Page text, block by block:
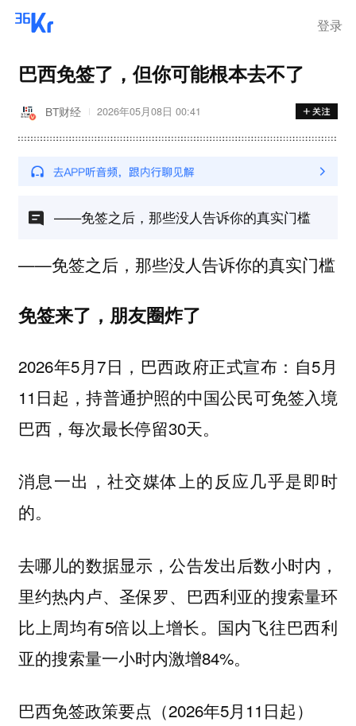
登录
巴西免签了，但你可能根本去不了
BT财经 2026年05月08日 00:41
——免签之后，那些没人告诉你的真实门槛
——免签之后，那些没人告诉你的真实门槛
免签来了，朋友圈炸了
2026年5月7日，巴西政府正式宣布：自5月
11日起，持普通护照的中国公民可免签入境
巴西，每次最长停留30天。
消息一出，社交媒体上的反应几乎是即时
的。
去哪儿的数据显示，公告发出后数小时内，
里约热内卢、圣保罗、巴西利亚的搜索量环
比上周均有5倍以上增长。国内飞往巴西利
亚的搜索量一小时内激增84%。
巴西免签政策要点（2026年5月11日起）